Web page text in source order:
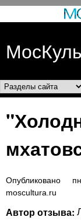
Разделы
Опубликовано
moscultura.ru
Автор отзыва: